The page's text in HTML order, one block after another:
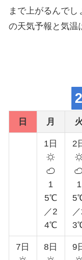
まで上がるんでし
の天気予報と気温
日 月 火
1日
1
5℃
／2
4℃
2
1
7日 8日 9